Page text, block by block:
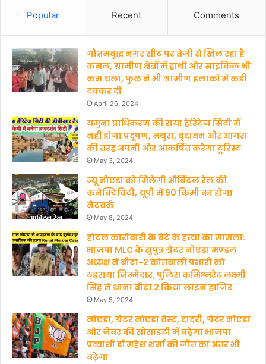
Popular Recent Comments
गौतमबुद्ध नगर सीट पर तेजी से खिल रहा है
कमल, ग्रामीण क्षेत्रों में हाथी और साइकिल भी
कम चला, फुल ने भी ग्रामीण इलाकों में कड़ी
टक्कर दी
April 26, 2024
यमुना प्राधिकरण की राया हेरिटेज सिटी में
नहीं होगा प्रदूषण, मथुरा, वृंदावन और आगरा
की तरह अपनी ओर आकर्षित करेगा टूरिस्ट
May 3, 2024
न्यू नोएडा को मिलेगी ऑर्बिटल रेल की
कनेक्टिविटी, यूपी में 90 किमी का होगा
नेटवर्क
May 8, 2024
होटल कारोबारी के बेटे के हत्‍या का मामला:
भाजपा MLC के सुपुत्र ग्रेटर नोएडा मण्‍डल
अध्‍यक्ष ने बीटा-2 कोतवाली प्रभारी को
ठहराया जिम्मेदार, पुलिस कमिश्नरेट लक्ष्मी
सिंह ने थाना बीटा 2 किया लाइन हाजिर
May 5, 2024
नोएडा, ग्रेटर नोएडा वेस्ट, दादरी, ग्रेटर नोएडा
और जेवर की सोसाइटी में बढ़ेगा भाजपा
प्रत्याशी डॉ महेश शर्मा की जीत का अंतर भी
बढ़ेगा